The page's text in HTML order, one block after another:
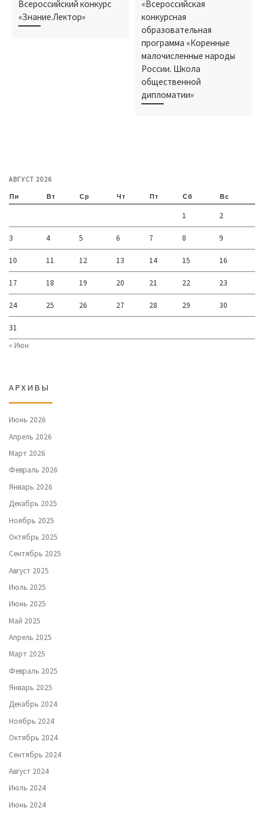
Всероссийский конкурс
«Знание.Лектор»
«Всероссийская
конкурсная
образовательная
программа «Коренные
малочисленные народы
России. Школа
общественной
дипломатии»
АВГУСТ 2026
Пн Вт Ср Чт Пт Сб Вс
1 2
3 4 5 6 7 8 9
10 11 12 13 14 15 16
17 18 19 20 21 22 23
24 25 26 27 28 29 30
31
« Июн
АРХИВЫ
Июнь 2026
Апрель 2026
Март 2026
Февраль 2026
Январь 2026
Декабрь 2025
Ноябрь 2025
Октябрь 2025
Сентябрь 2025
Август 2025
Июль 2025
Июнь 2025
Май 2025
Апрель 2025
Март 2025
Февраль 2025
Январь 2025
Декабрь 2024
Ноябрь 2024
Октябрь 2024
Сентябрь 2024
Август 2024
Июль 2024
Июнь 2024